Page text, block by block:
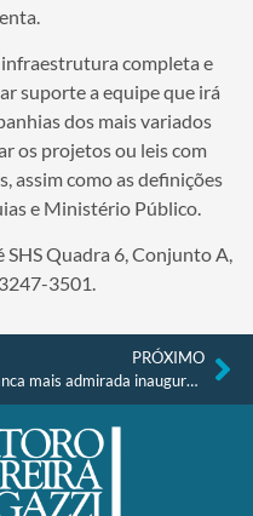
completa e
suporte a equipe que irá
dos mais variados
os projetos ou leis com
assim como as definições
e Ministério Público.
SHS Quadra 6, Conjunto A,
3501.
PRÓXIMO
Banca mais admirada inaugura unidade no Distrito Federal